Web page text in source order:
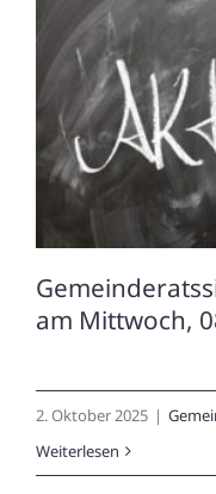
am Mittwoch,
2. Oktober 2025 |
Weiterlesen